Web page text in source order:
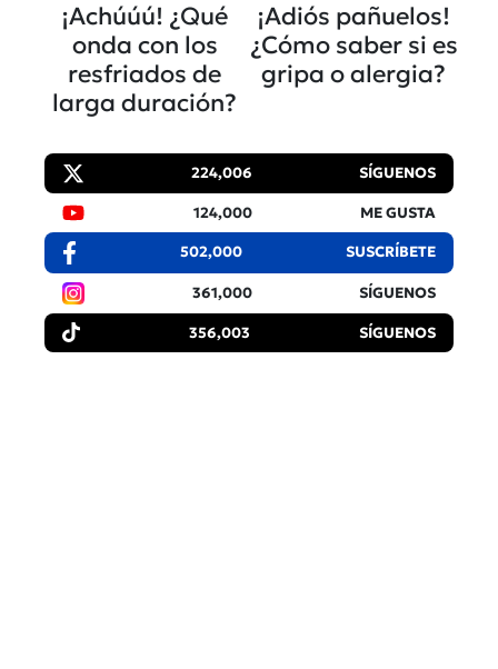
¡Achúúú! ¿Qué
onda con los
resfriados de
larga duración?
¡Adiós pañuelos!
¿Cómo saber si es
gripa o alergia?
224,006 SÍGUENOS
124,000 ME GUSTA
502,000 SUSCRÍBETE
361,000 SÍGUENOS
356,003 SÍGUENOS